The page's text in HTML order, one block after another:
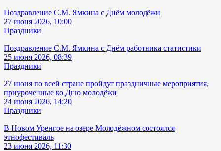
Поздравление С.М. Ямкина с Днём молодёжи
27 июня 2026, 10:00
Праздники
Поздравление С.М. Ямкина с Днём работника статистики
25 июня 2026, 08:39
Праздники
27 июня по всей стране пройдут праздничные мероприятия,
приуроченные ко Дню молодёжи
24 июня 2026, 14:20
Праздники
В Новом Уренгое на озере Молодёжном состоялся
этнофестиваль
23 июня 2026, 11:30